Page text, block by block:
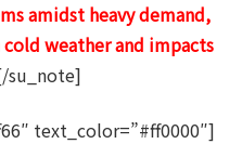
amidst heavy demand,
weather and impacts
su_note]
text_color=”#ff0000″]